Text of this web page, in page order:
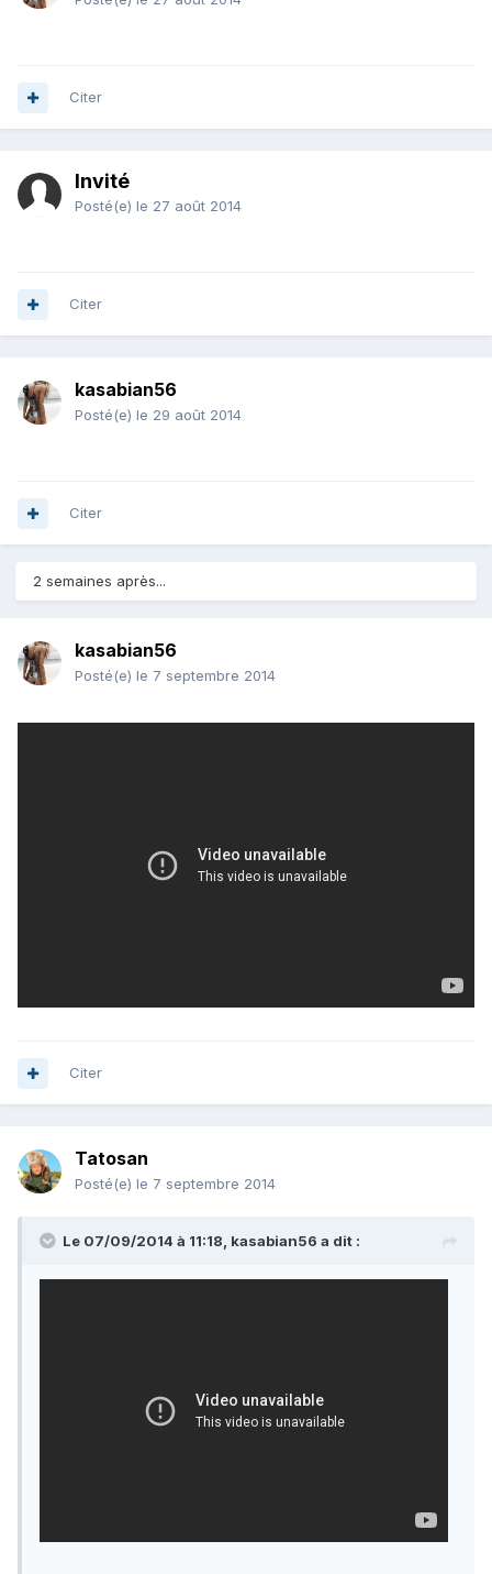
Citer
Invité
Posté(e) le 27 août 2014
Citer
kasabian56
Posté(e) le 29 août 2014
Citer
2 semaines après...
kasabian56
Posté(e) le 7 septembre 2014
Citer
Tatosan
Posté(e) le 7 septembre 2014
Le 07/09/2014 à 11:18, kasabian56 a dit :